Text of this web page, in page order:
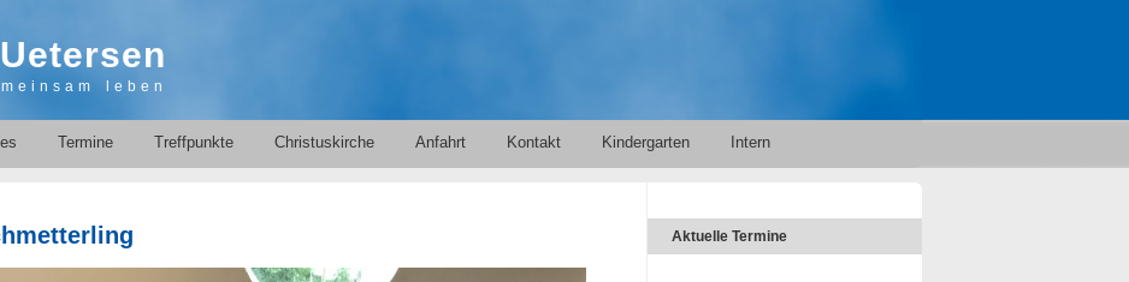
leben
Termine Treffpunkte Christuskirche Anfahrt Kontakt Kindergarten Intern
Aktuelle Termine